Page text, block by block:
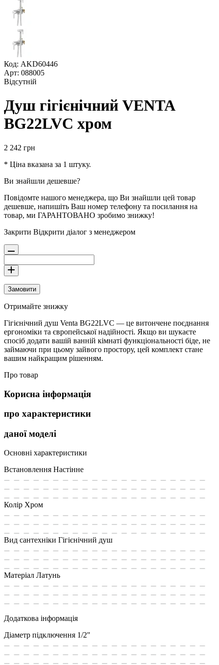
Код: AKD60446
Арт: 088005
Відсутній
Душ гігієнічний VENTA
BG22LVC хром
2 242 грн
* Ціна вказана за 1 штуку.
Ви знайшли дешевше?
Повідомте нашого менеджера, що Ви знайшли цей товар
дешевше, напишіть Ваш номер телефону та посилання на
товар, ми ГАРАНТОВАНО зробимо знижку!
Закрити Відкрити діалог з менеджером
Замовити
Отримайте знижку
Гігієнічний душ Venta BG22LVC — це витончене поєднання
ергономіки та європейської надійності. Якщо ви шукаєте
спосіб додати вашій ванній кімнаті функціональності біде, не
займаючи при цьому зайвого простору, цей комплект стане
вашим найкращим рішенням.
Про товар
Корисна інформація
про характеристики
даної моделі
Основні характеристики
Встановлення Настінне
Колір Хром
Вид сантехніки Гігієнічний душ
Матеріал Латунь
Додаткова інформація
Діаметр підключення 1/2"